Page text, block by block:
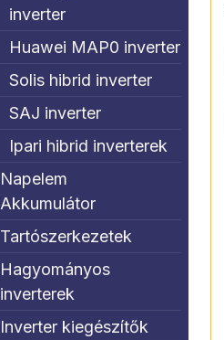
inverter
Huawei MAP0 inverter
Solis hibrid inverter
SAJ inverter
Ipari hibrid inverterek
Napelem
Akkumulátor
Tartószerkezetek
Hagyományos
inverterek
Inverter kiegészítők